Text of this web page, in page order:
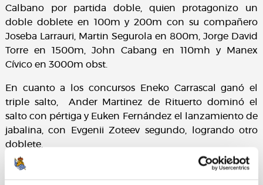
Calbano por partida doble, quien protagonizo un
doble doblete en 100m y 200m con su compañero
Joseba Larrauri, Martin Segurola en 800m, Jorge David
Torre en 1500m, John Cabang en 110mh y Manex
Cívico en 3000m obst.
En cuanto a los concursos Eneko Carrascal ganó el
triple salto, Ander Martinez de Rituerto dominó el
salto con pértiga y Euken Fernández el lanzamiento de
jabalina, con Evgenii Zoteev segundo, logrando otro
doblete.
El domingo 13 de Junio se disputará la final por el título